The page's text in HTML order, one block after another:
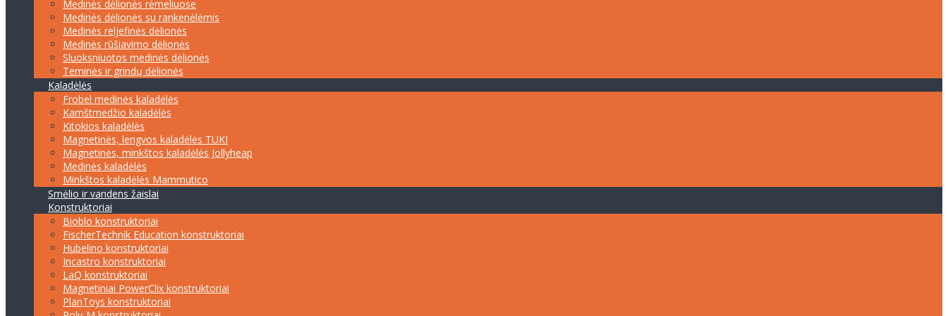
Medinės dėlionės rėmeliuose
Medinės dėlionės su rankenėlėmis
Medinės reljefinės dėlionės
Medinės rūšiavimo dėlionės
Sluoksniuotos medinės dėlionės
Teminės ir grindų dėlionės
Kaladėlės
Frobel medinės kaladėlės
Kamštmedžio kaladėlės
Kitokios kaladėlės
Magnetinės, lengvos kaladėlės TUKI
Magnetinės, minkštos kaladėlės Jollyheap
Medinės kaladėlės
Minkštos kaladėlės Mammutico
Smėlio ir vandens žaislai
Konstruktoriai
Bioblo konstruktoriai
FischerTechnik Education konstruktoriai
Hubelino konstruktoriai
Incastro konstruktoriai
LaQ konstruktoriai
Magnetiniai PowerClix konstruktoriai
PlanToys konstruktoriai